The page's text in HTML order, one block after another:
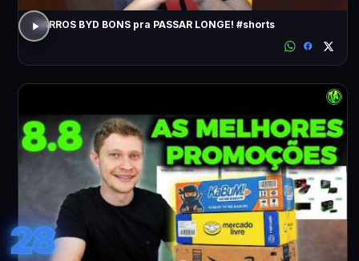
CARROS BYD BONS pra PASSAR LONGE! #shorts
28